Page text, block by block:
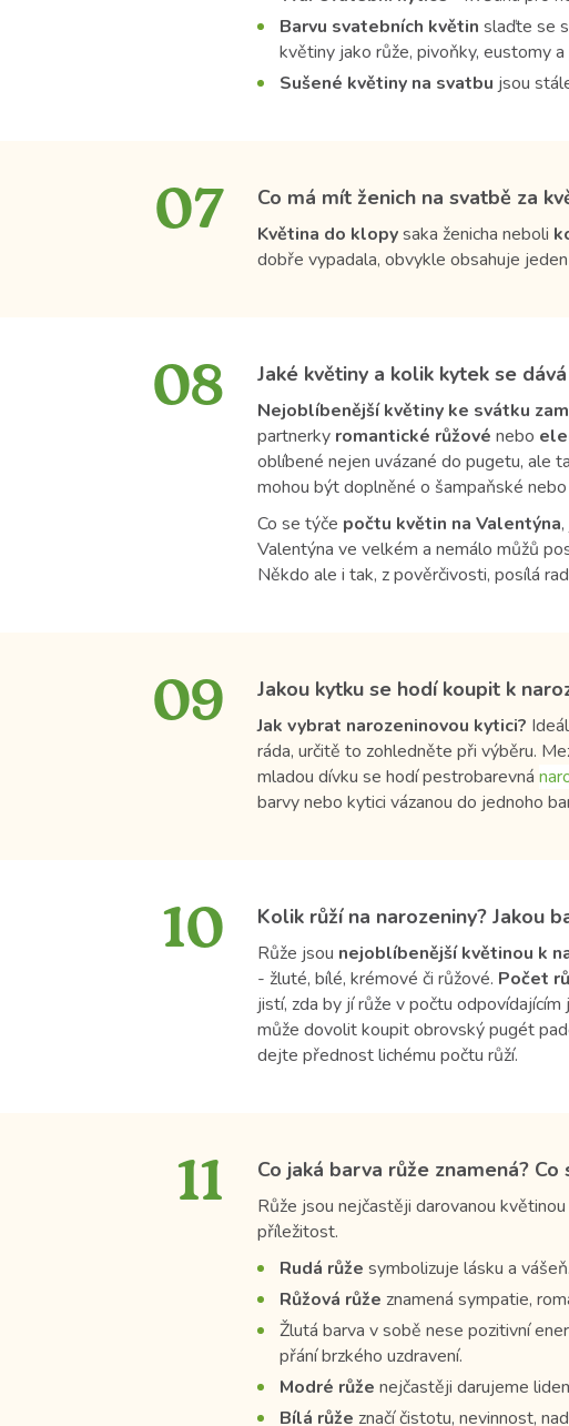
Barvu svatebních květin slaďte se
květiny jako růže, pivoňky, eustomy a
Sušené květiny na svatbu jsou
07 Co má mít ženich na svatbě za
Květina do klopysaka ženicha neboli
dobře vypadala, obvykle obsahuje
08 Jaké květiny a kolik kytek se
Nejoblíbenější květiny ke svátku
partnerky romantické růžové nebo
oblíbené nejen uvázané do pugetu, ale
mohou být doplněné o šampaňské
Co se týče počtu květin na Valentýna
Valentýna ve velkém a nemálo můžů
Někdo ale i tak, z pověrčivosti, posílá
09 Jakou kytku se hodí koupit k
Jak vybrat narozeninovou kytici?
ráda, určitě to zohledněte při výběru.
mladou dívku se hodí pestrobarevná
barvy nebo kytici vázanou do jednoho
10 Kolik růží na narozeniny? Jakou
Růže jsou nejoblíbenější květinou k
- žluté, bílé, krémové či růžové. Počet
jistí, zda by jí růže v počtu
může dovolit koupit obrovský pugét
dejte přednost lichému počtu růží.
11 Co jaká barva růže znamená?
Růže jsou nejčastěji darovanou
příležitost.
Rudá růže symbolizuje lásku a
Růžová růže znamená sympatie,
Žlutá barva v sobě nese pozitivní
přání brzkého uzdravení.
Modré růže nejčastěji darujeme
Bílá růže značí čistotu, nevinnost,